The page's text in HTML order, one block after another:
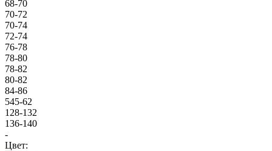
68-70
70-72
70-74
72-74
76-78
78-80
78-82
80-82
84-86
545-62
128-132
136-140
-
Цвет: